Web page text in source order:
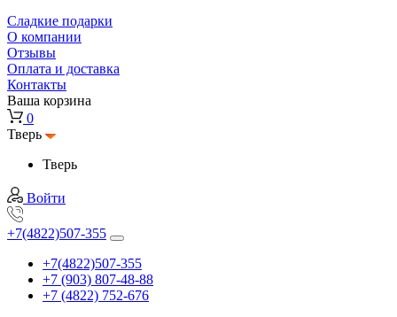
Сладкие подарки
О компании
Отзывы
Оплата и доставка
Контакты
Ваша корзина
0
Тверь
Тверь
Войти
+7(4822)507-355
+7(4822)507-355
+7 (903) 807-48-88
+7 (4822) 752-676